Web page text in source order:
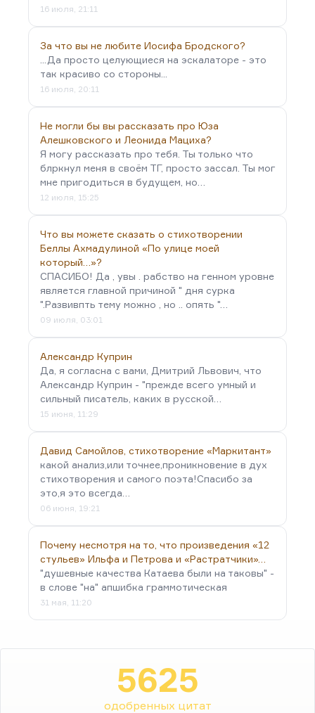
16 июля, 21:11
За что вы не любите Иосифа Бродского?
...Да просто целующиеся на эскалаторе - это
так красиво со стороны...
16 июля, 20:11
Не могли бы вы рассказать про Юза
Алешковского и Леонида Мациха?
Я могу рассказать про тебя. Ты только что
блркнул меня в своём ТГ, просто зассал. Ты мог
мне пригодиться в будущем, но…
12 июля, 15:25
Что вы можете сказать о стихотворении
Беллы Ахмадулиной «По улице моей
который…»?
СПАСИБО! Да , увы . рабство на генном уровне
является главной причиной " дня сурка
".Развивпть тему можно , но .. опять "…
09 июля, 03:01
Александр Куприн
Да, я согласна с вами, Дмитрий Львович, что
Александр Куприн - "прежде всего умный и
сильный писатель, каких в русской…
15 июня, 11:29
Давид Самойлов, стихотворение «Маркитант»
какой анализ,или точнее,проникновение в дух
стихотворения и самого поэта!Спасибо за
это,я это всегда…
06 июня, 19:21
Почему несмотря на то, что произведения «12
стульев» Ильфа и Петрова и «Растратчики»…
"душевные качества Катаева были на таковы" -
в слове "на" апшибка граммотическая
31 мая, 11:20
5625
одобренных цитат